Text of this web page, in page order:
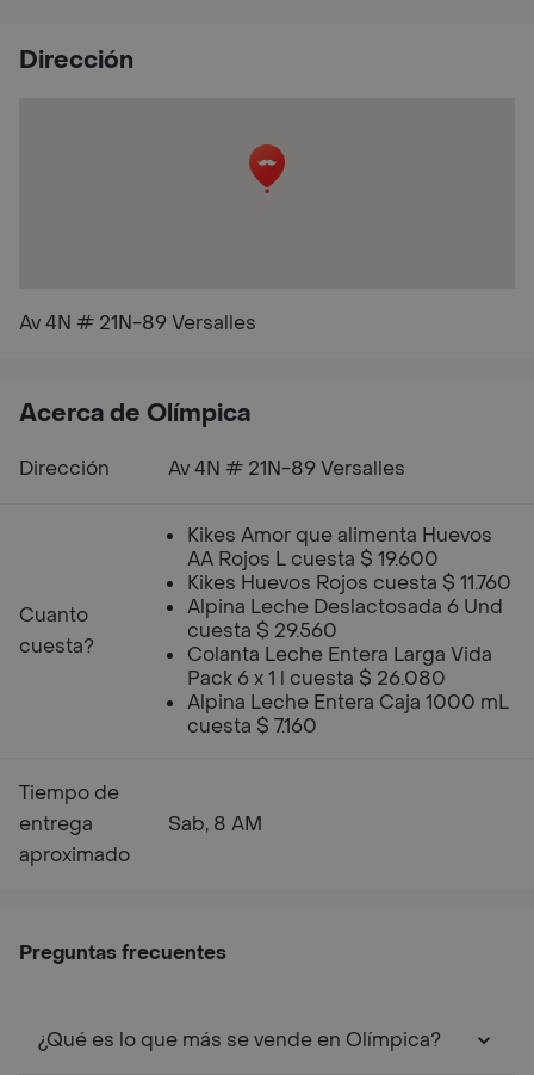
Dirección
Av 4N # 21N-89 Versalles
Acerca de Olímpica
Dirección Av 4N # 21N-89 Versalles
Cuanto
cuesta?
Kikes Amor que alimenta Huevos
AA Rojos L cuesta $ 19.600
Kikes Huevos Rojos cuesta $ 11.760
Alpina Leche Deslactosada 6 Und
cuesta $ 29.560
Colanta Leche Entera Larga Vida
Pack 6 x 1 l cuesta $ 26.080
Alpina Leche Entera Caja 1000 mL
cuesta $ 7.160
Tiempo de
entrega
aproximado
Sab, 8 AM
Preguntas frecuentes
¿Qué es lo que más se vende en Olímpica?